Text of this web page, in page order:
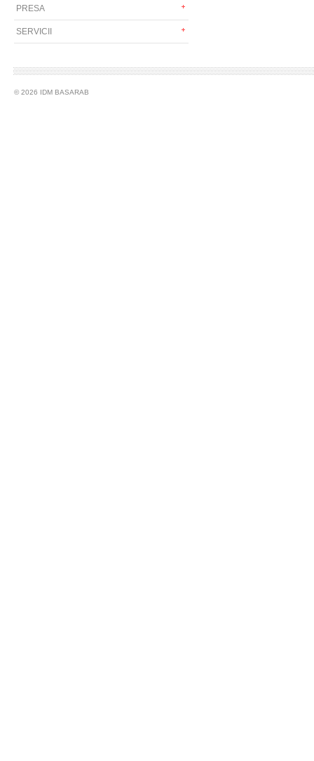
PRESA
SERVICII
© 2026 IDM BASARAB